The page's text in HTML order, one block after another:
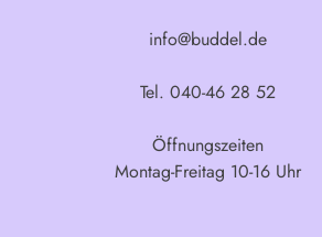
info@buddel.de
Tel. 040-46 28 52
Öffnungszeiten
Montag-Freitag 10-16 Uhr